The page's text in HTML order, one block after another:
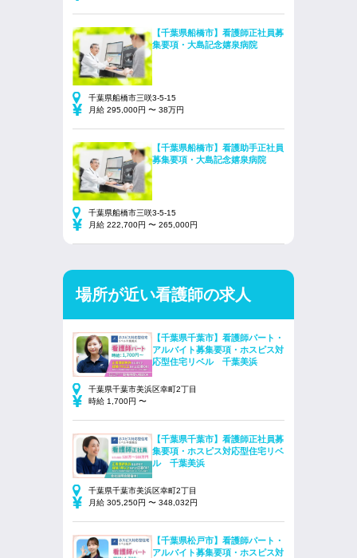
【千葉県船橋市】看護師正社員募
集要項・大島記念嬉泉病院
千葉県船橋市三咲3-5-15
月給 295,000円 〜 38万円
【千葉県船橋市】看護助手正社員
募集要項・大島記念嬉泉病院
千葉県船橋市三咲3-5-15
月給 222,700円 〜 265,000円
場所が近い看護師の求人
【千葉県千葉市】看護師パート・
アルバイト募集要項・ホスピス対
応型住宅リベル 千葉美浜
千葉県千葉市美浜区幸町2丁目
時給 1,700円 〜
【千葉県千葉市】看護師正社員募
集要項・ホスピス対応型住宅リベ
ル 千葉美浜
千葉県千葉市美浜区幸町2丁目
月給 305,250円 〜 348,032円
【千葉県松戸市】看護師パート・
アルバイト募集要項・ホスピス対